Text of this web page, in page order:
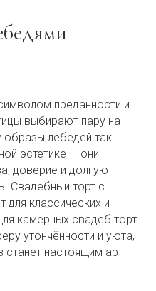
преданности и
выбирают пару на
лебедей так
эстетике — они
доверие и долгую
Свадебный торт с
для классических и
камерных свадеб торт
утончённости и уюта,
настоящим арт-